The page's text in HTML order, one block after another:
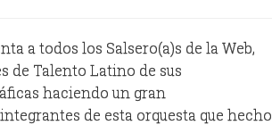
a todos los Salsero(a)s de la Web,
de Talento Latino de sus
haciendo un gran
de esta orquesta que hecho